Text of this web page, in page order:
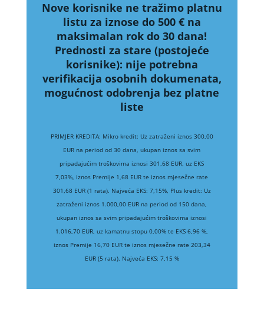
Nove korisnike ne tražimo platnu
listu za iznose do 500 € na
maksimalan rok do 30 dana!
Prednosti za stare (postojeće
korisnike): nije potrebna
verifikacija osobnih dokumenata,
mogućnost odobrenja bez platne
liste
PRIMJER KREDITA: Mikro kredit: Uz zatraženi iznos 300,00
EUR na period od 30 dana, ukupan iznos sa svim
pripadajućim troškovima iznosi 301,68 EUR, uz EKS
7,03%, iznos Premije 1,68 EUR te iznos mjesečne rate
301,68 EUR (1 rata). Najveća EKS: 7,15%, Plus kredit: Uz
zatraženi iznos 1.000,00 EUR na period od 150 dana,
ukupan iznos sa svim pripadajućim troškovima iznosi
1.016,70 EUR, uz kamatnu stopu 0,00% te EKS 6,96 %,
iznos Premije 16,70 EUR te iznos mjesečne rate 203,34
EUR (5 rata). Najveća EKS: 7,15 %